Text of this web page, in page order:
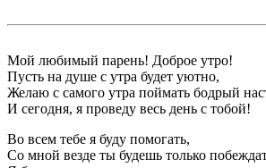
Мой любимый парень! Доброе утро!
Пусть на душе с утра будет уютно,
Желаю с самого утра поймать бодрый
И сегодня, я проведу весь день с тобой!
Во всем тебе я буду помогать,
Со мной везде ты будешь только